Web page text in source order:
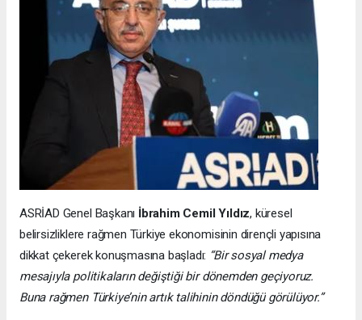
ASRİAD Genel Başkanı İbrahim Cemil Yıldız, küresel
belirsizliklere rağmen Türkiye ekonomisinin dirençli yapısına
dikkat çekerek konuşmasına başladı: “Bir sosyal medya
mesajıyla politikaların değiştiği bir dönemden geçiyoruz.
Buna rağmen Türkiye’nin artık talihinin döndüğü görülüyor.”